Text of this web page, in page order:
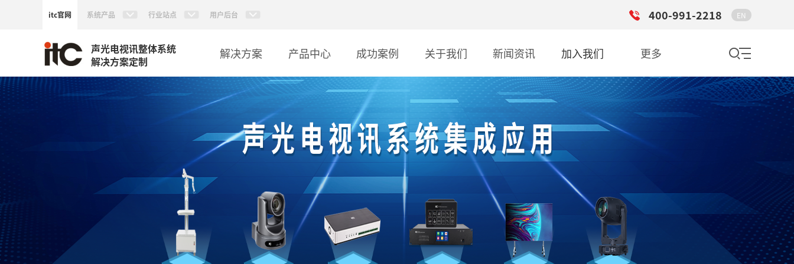
itc官网 系统产品 行业站点 用户后台 400-991-2218 EN
声光电视讯整体系统
解决方案定制
解决方案 产品中心 成功案例 关于我们 新闻资讯 加入我们 更多